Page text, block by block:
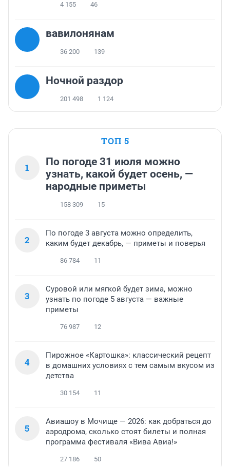
4 155 46
вавилонянам
36 200 139
Ночной раздор
201 498 1 124
ТОП 5
1
По погоде 31 июля можно
узнать, какой будет осень, —
народные приметы
158 309 15
2
По погоде 3 августа можно определить,
каким будет декабрь, — приметы и поверья
86 784 11
3
Суровой или мягкой будет зима, можно
узнать по погоде 5 августа — важные
приметы
76 987 12
4
Пирожное «Картошка»: классический рецепт
в домашних условиях с тем самым вкусом из
детства
30 154 11
5
Авиашоу в Мочище — 2026: как добраться до
аэродрома, сколько стоят билеты и полная
программа фестиваля «Вива Авиа!»
27 186 50